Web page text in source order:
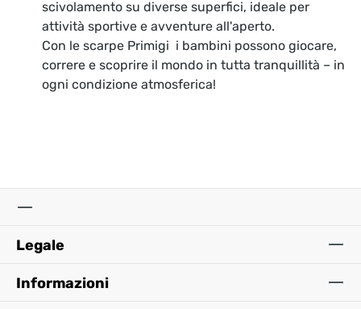
scivolamento su diverse superfici, ideale per
attività sportive e avventure all'aperto.
Con le scarpe Primigi i bambini possono giocare,
correre e scoprire il mondo in tutta tranquillità – in
ogni condizione atmosferica!
Legale
Informazioni